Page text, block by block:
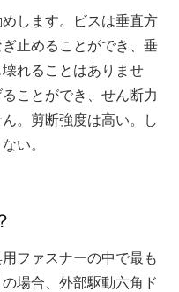
します。ビスは垂直方
止めることができ、垂
れることはありませ
ことができ、せん断力
。剪断強度は高い。し
い。
ファスナーの中で最も
場合、外部駆動六角ド